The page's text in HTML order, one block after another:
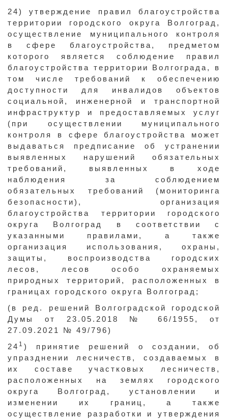
24) утверждение правил благоустройства
территории городского округа Волгоград,
осуществление муниципального контроля
в сфере благоустройства, предметом
которого является соблюдение правил
благоустройства территории Волгограда, в
том числе требований к обеспечению
доступности для инвалидов объектов
социальной, инженерной и транспортной
инфраструктур и предоставляемых услуг
(при осуществлении муниципального
контроля в сфере благоустройства может
выдаваться предписание об устранении
выявленных нарушений обязательных
требований, выявленных в ходе
наблюдения за соблюдением
обязательных требований (мониторинга
безопасности), организация
благоустройства территории городского
округа Волгоград в соответствии с
указанными правилами, а также
организация использования, охраны,
защиты, воспроизводства городских
лесов, лесов особо охраняемых
природных территорий, расположенных в
границах городского округа Волгоград;
(в ред. решений Волгоградской городской
Думы от 23.05.2018 № 66/1955, от
27.09.2021 № 49/796)
24 1 ) принятие решений о создании, об
упразднении лесничеств, создаваемых в
их составе участковых лесничеств,
расположенных на землях городского
округа Волгоград, установлении и
изменении их границ, а также
осуществление разработки и утверждения